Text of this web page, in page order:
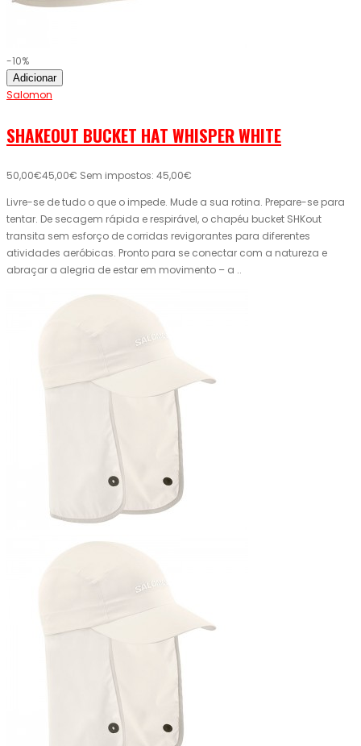
-10%
Adicionar
Salomon
SHAKEOUT BUCKET HAT WHISPER WHITE
50,00€45,00€ Sem impostos: 45,00€
Livre-se de tudo o que o impede. Mude a sua rotina. Prepare-se para
tentar. De secagem rápida e respirável, o chapéu bucket SHKout
transita sem esforço de corridas revigorantes para diferentes
atividades aeróbicas. Pronto para se conectar com a natureza e
abraçar a alegria de estar em movimento – a ..